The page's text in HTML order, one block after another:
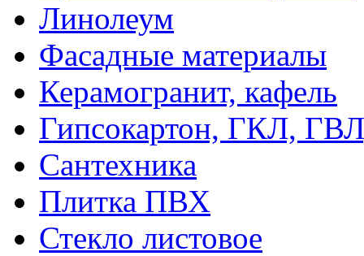
Линолеум
Фасадные материалы
Керамогранит, кафель
Гипсокартон, ГКЛ,
Сантехника
Плитка ПВХ
Стекло листовое